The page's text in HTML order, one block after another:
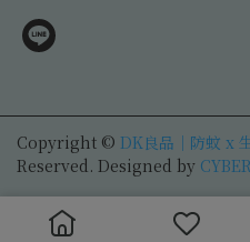
Copyright © DK良品｜防蚊 x
Reserved. Designed by